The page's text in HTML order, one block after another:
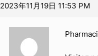
2023年11月19日 11:53 PM